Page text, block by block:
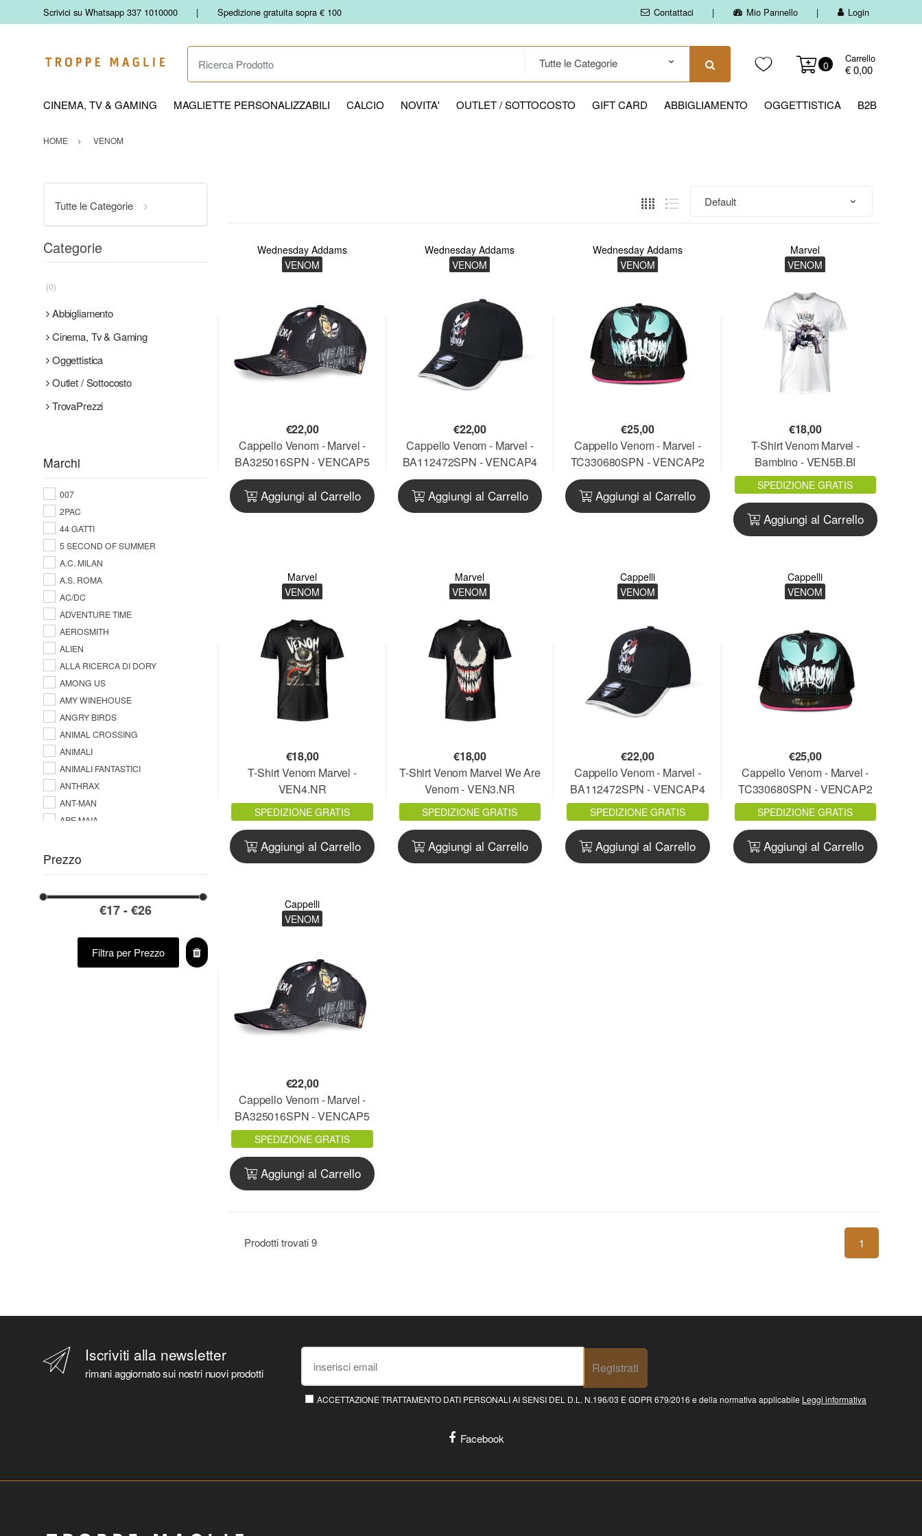
Scrivici su Whatsapp 337 1010000 Spedizione gratuita sopra € 100 Contattaci Mio Pannello Login
Ricerca Prodotto
0
Carrello
€ 0,00
CINEMA, TV & GAMING MAGLIETTE PERSONALIZZABILI CALCIO NOVITA' OUTLET / SOTTOCOSTO GIFT CARD ABBIGLIAMENTO OGGETTISTICA B2B
HOME VENOM
Wednesday Addams
VENOM
€22,00
Cappello Venom - Marvel -
BA325016SPN - VENCAP5
Aggiungi al Carrello
Wednesday Addams
VENOM
€22,00
Cappello Venom - Marvel -
BA112472SPN - VENCAP4
Aggiungi al Carrello
Wednesday Addams
VENOM
€25,00
Cappello Venom - Marvel -
TC330680SPN - VENCAP2
Aggiungi al Carrello
Marvel
VENOM
€18,00
T-Shirt Venom Marvel -
Bambino - VEN5B.BI
SPEDIZIONE GRATIS
Aggiungi al Carrello
Marvel
VENOM
€18,00
T-Shirt Venom Marvel -
VEN4.NR
SPEDIZIONE GRATIS
Aggiungi al Carrello
Marvel
VENOM
€18,00
T-Shirt Venom Marvel We Are
Venom - VEN3.NR
SPEDIZIONE GRATIS
Aggiungi al Carrello
Cappelli
VENOM
€22,00
Cappello Venom - Marvel -
BA112472SPN - VENCAP4
SPEDIZIONE GRATIS
Aggiungi al Carrello
Cappelli
VENOM
€25,00
Cappello Venom - Marvel -
TC330680SPN - VENCAP2
SPEDIZIONE GRATIS
Aggiungi al Carrello
Cappelli
VENOM
€22,00
Cappello Venom - Marvel -
BA325016SPN - VENCAP5
SPEDIZIONE GRATIS
Aggiungi al Carrello
Prodotti trovati9 1
Tutte le Categorie
Categorie
(0)
Abbigliamento
Cinema, Tv & Gaming
Oggettistica
Outlet / Sottocosto
TrovaPrezzi
Marchi
007
2PAC
44 GATTI
5 SECOND OF SUMMER
A.C. MILAN
A.S. ROMA
AC/DC
ADVENTURE TIME
AEROSMITH
ALIEN
ALLA RICERCA DI DORY
AMONG US
AMY WINEHOUSE
ANGRY BIRDS
ANIMAL CROSSING
ANIMALI
ANIMALI FANTASTICI
ANTHRAX
ANT-MAN
APE MAIA
ASKING ALEXANDRIA
A-STARS LEAGUE NY
ATALANTA B.C.
BETTY BOOP
BIG BABOL
BIG BANG THEORY
Prezzo
Filtra per Prezzo
Iscriviti alla newsletter
rimani aggiornato sui nostri nuovi prodotti Registrati
ACCETTAZIONE TRATTAMENTO DATI PERSONALI AI SENSI DEL D.L. N.196/03 E GDPR 679/2016 e della normativa applicabile Leggi informativa
Facebook